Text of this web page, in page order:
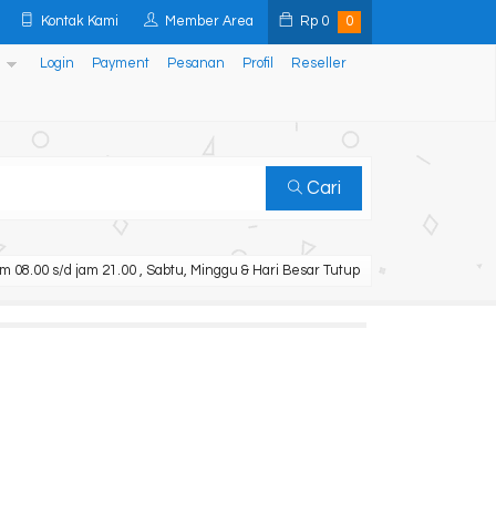
Kontak Kami Member Area Rp 0 0
Login Payment Pesanan Profil Reseller
Cari
08.00 s/d jam 21.00 , Sabtu, Minggu & Hari Besar Tutup